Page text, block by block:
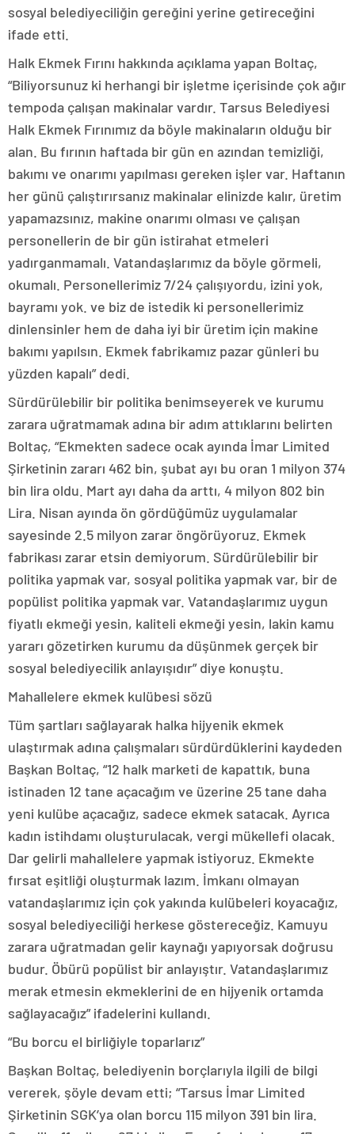
sosyal belediyeciliğin gereğini yerine getireceğini
ifade etti.
Halk Ekmek Fırını hakkında açıklama yapan Boltaç,
“Biliyorsunuz ki herhangi bir işletme içerisinde çok ağır
tempoda çalışan makinalar vardır. Tarsus Belediyesi
Halk Ekmek Fırınımız da böyle makinaların olduğu bir
alan. Bu fırının haftada bir gün en azından temizliği,
bakımı ve onarımı yapılması gereken işler var. Haftanın
her günü çalıştırırsanız makinalar elinizde kalır, üretim
yapamazsınız, makine onarımı olması ve çalışan
personellerin de bir gün istirahat etmeleri
yadırganmamalı. Vatandaşlarımız da böyle görmeli,
okumalı. Personellerimiz 7/24 çalışıyordu, izini yok,
bayramı yok. ve biz de istedik ki personellerimiz
dinlensinler hem de daha iyi bir üretim için makine
bakımı yapılsın. Ekmek fabrikamız pazar günleri bu
yüzden kapalı” dedi.
Sürdürülebilir bir politika benimseyerek ve kurumu
zarara uğratmamak adına bir adım attıklarını belirten
Boltaç, “Ekmekten sadece ocak ayında İmar Limited
Şirketinin zararı 462 bin, şubat ayı bu oran 1 milyon 374
bin lira oldu. Mart ayı daha da arttı, 4 milyon 802 bin
Lira. Nisan ayında ön gördüğümüz uygulamalar
sayesinde 2.5 milyon zarar öngörüyoruz. Ekmek
fabrikası zarar etsin demiyorum. Sürdürülebilir bir
politika yapmak var, sosyal politika yapmak var, bir de
popülist politika yapmak var. Vatandaşlarımız uygun
fiyatlı ekmeği yesin, kaliteli ekmeği yesin, lakin kamu
yararı gözetirken kurumu da düşünmek gerçek bir
sosyal belediyecilik anlayışıdır” diye konuştu.
Mahallelere ekmek kulübesi sözü
Tüm şartları sağlayarak halka hijyenik ekmek
ulaştırmak adına çalışmaları sürdürdüklerini kaydeden
Başkan Boltaç, “12 halk marketi de kapattık, buna
istinaden 12 tane açacağım ve üzerine 25 tane daha
yeni kulübe açacağız, sadece ekmek satacak. Ayrıca
kadın istihdamı oluşturulacak, vergi mükellefi olacak.
Dar gelirli mahallelere yapmak istiyoruz. Ekmekte
fırsat eşitliği oluşturmak lazım. İmkanı olmayan
vatandaşlarımız için çok yakında kulübeleri koyacağız,
sosyal belediyeciliği herkese göstereceğiz. Kamuyu
zarara uğratmadan gelir kaynağı yapıyorsak doğrusu
budur. Öbürü popülist bir anlayıştır. Vatandaşlarımız
merak etmesin ekmeklerini de en hijyenik ortamda
sağlayacağız” ifadelerini kullandı.
“Bu borcu el birliğiyle toparlarız”
Başkan Boltaç, belediyenin borçlarıyla ilgili de bilgi
vererek, şöyle devam etti; “Tarsus İmar Limited
Şirketinin SGK’ya olan borcu 115 milyon 391 bin lira.